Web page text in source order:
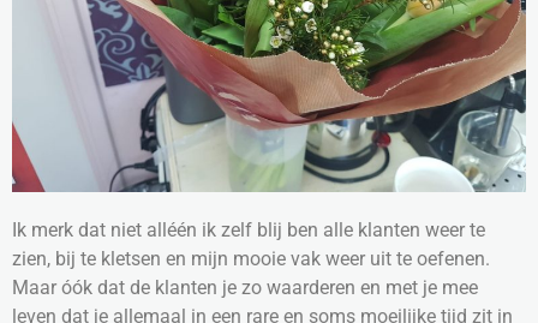
Ik merk dat niet alléén ik zelf blij ben alle klanten weer te
zien, bij te kletsen en mijn mooie vak weer uit te oefenen.
Maar óók dat de klanten je zo waarderen en met je mee
leven dat je allemaal in een rare en soms moeilijke tijd zit in